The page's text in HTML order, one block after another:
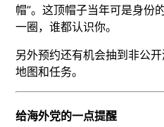
帽”。这顶帽子当年可是身份
一圈，谁都认识你。
另外预约还有机会抽到非公
地图和任务。
给海外党的一点提醒